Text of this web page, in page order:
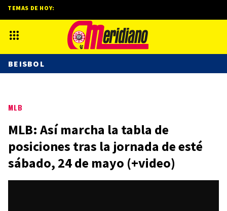
MLB
MLB: Así marcha la tabla de
posiciones tras la jornada de esté
sábado, 24 de mayo (+video)
TEMAS DE HOY:
BEISBOL